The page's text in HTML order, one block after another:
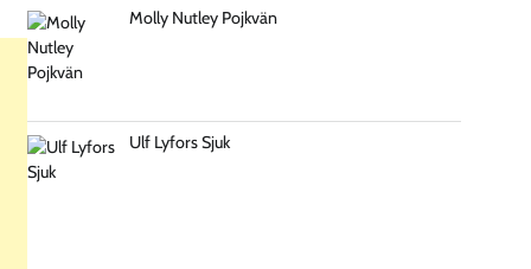
Molly Nutley Pojkvän
Ulf Lyfors Sjuk